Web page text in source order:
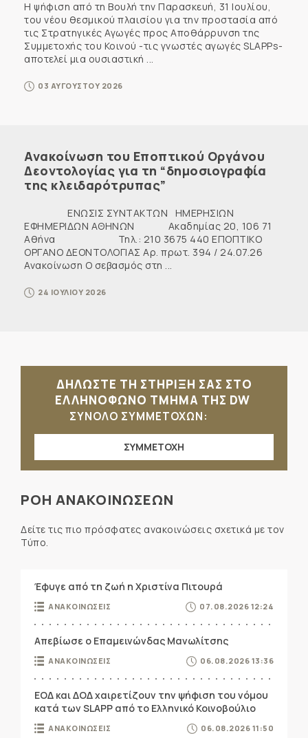
Η ψήφιση από τη Βουλή την Παρασκευή, 31 Ιουλίου,
του νέου θεσμικού πλαισίου για την προστασία από
τις Στρατηγικές Αγωγές προς Αποθάρρυνση της
Συμμετοχής του Κοινού -τις γνωστές αγωγές SLAPPs-
αποτελεί μια ουσιαστική ...
03 ΑΥΓΟΥΣΤΟΥ 2026
Ανακοίνωση του Εποπτικού Οργάνου
Δεοντολογίας για τη “δημοσιογραφία
της κλειδαρότρυπας”
ΕΝΩΣΙΣ ΣΥΝΤΑΚΤΩΝ ΗΜΕΡΗΣΙΩΝ
ΕΦΗΜΕΡΙΔΩΝ ΑΘΗΝΩΝ Ακαδημίας 20, 106 71
Αθήνα Τηλ.: 210 3675 440 ΕΠΟΠΤΙΚΟ
ΟΡΓΑΝΟ ΔΕΟΝΤΟΛΟΓΙΑΣ Αρ. πρωτ. 394 / 24.07.26
Ανακοίνωση Ο σεβασμός στη ...
24 ΙΟΥΛΙΟΥ 2026
ΔΗΛΩΣΤΕ ΤΗ ΣΤΗΡΙΞΗ ΣΑΣ ΣΤΟ
ΕΛΛΗΝΟΦΩΝΟ ΤΜΗΜΑ ΤΗΣ DW
ΣΥΝΟΛΟ ΣΥΜΜΕΤΟΧΩΝ:
ΣΥΜΜΕΤΟΧΗ
ΡΟΗ ΑΝΑΚΟΙΝΩΣΕΩΝ
Δείτε τις πιο πρόσφατες ανακοινώσεις σχετικά με τον
Τύπο.
Έφυγε από τη ζωή η Χριστίνα Πιτουρά
ΑΝΑΚΟΙΝΩΣΕΙΣ 07.08.2026 12:24
Απεβίωσε ο Επαμεινώνδας Μανωλίτσης
ΑΝΑΚΟΙΝΩΣΕΙΣ 06.08.2026 13:36
ΕΟΔ και ΔΟΔ χαιρετίζουν την ψήφιση του νόμου
κατά των SLAPP από το Ελληνικό Κοινοβούλιο
ΑΝΑΚΟΙΝΩΣΕΙΣ 06.08.2026 11:50